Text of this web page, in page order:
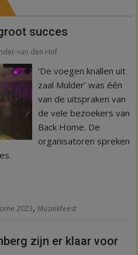
succes
van den Hof
‘De voegen knallen uit
zaal Mulder’ was één
van de uitspraken van
de vele bezoekers van
Back Home. De
organisatoren spreken
2023, Muziekfeest
zijn er klaar voor